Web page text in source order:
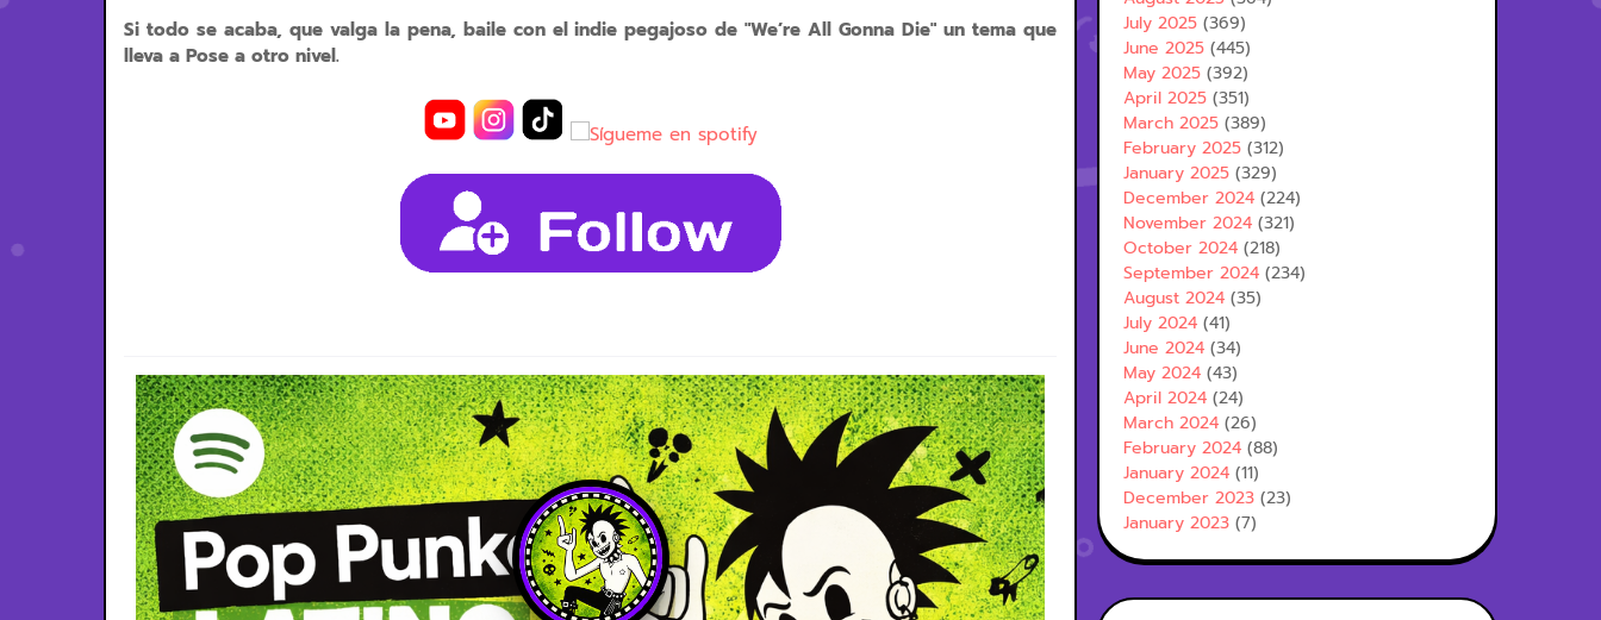
Si todo se acaba, que valga la pena, baile con el indie pegajoso de "We’re All Gonna Die" un tema que
lleva a Pose a otro nivel.
July 2025 (369)
June 2025 (445)
May 2025 (392)
April 2025 (351)
March 2025 (389)
February 2025 (312)
January 2025 (329)
December 2024 (224)
November 2024 (321)
October 2024 (218)
September 2024 (234)
August 2024 (35)
July 2024 (41)
June 2024 (34)
May 2024 (43)
April 2024 (24)
March 2024 (26)
February 2024 (88)
January 2024 (11)
December 2023 (23)
January 2023 (7)